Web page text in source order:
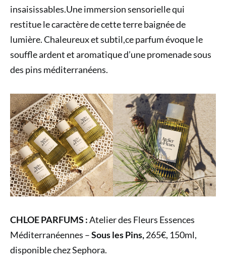
insaisissables.Une immersion sensorielle qui
restitue le caractère de cette terre baignée de
lumière. Chaleureux et subtil,ce parfum évoque le
souffle ardent et aromatique d’une promenade sous
des pins méditerranéens.
CHLOE PARFUMS :Atelier des Fleurs Essences
Méditerranéennes –Sous les Pins,265€, 150ml,
disponible chez Sephora.